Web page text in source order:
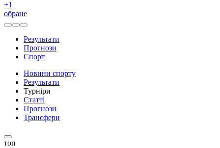
+1
обране
Результати
Прогнози
Спорт
Новини спорту
Результати
Турніри
Статті
Прогнози
Трансфери
топ